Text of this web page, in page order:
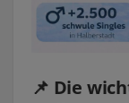
📌 Die